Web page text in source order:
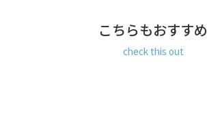
でユニセックスに活躍します。
こちらもおすすめ
check this out